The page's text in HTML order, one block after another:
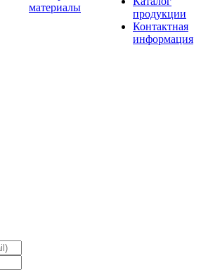
материалы
продукции
Контактная
информация